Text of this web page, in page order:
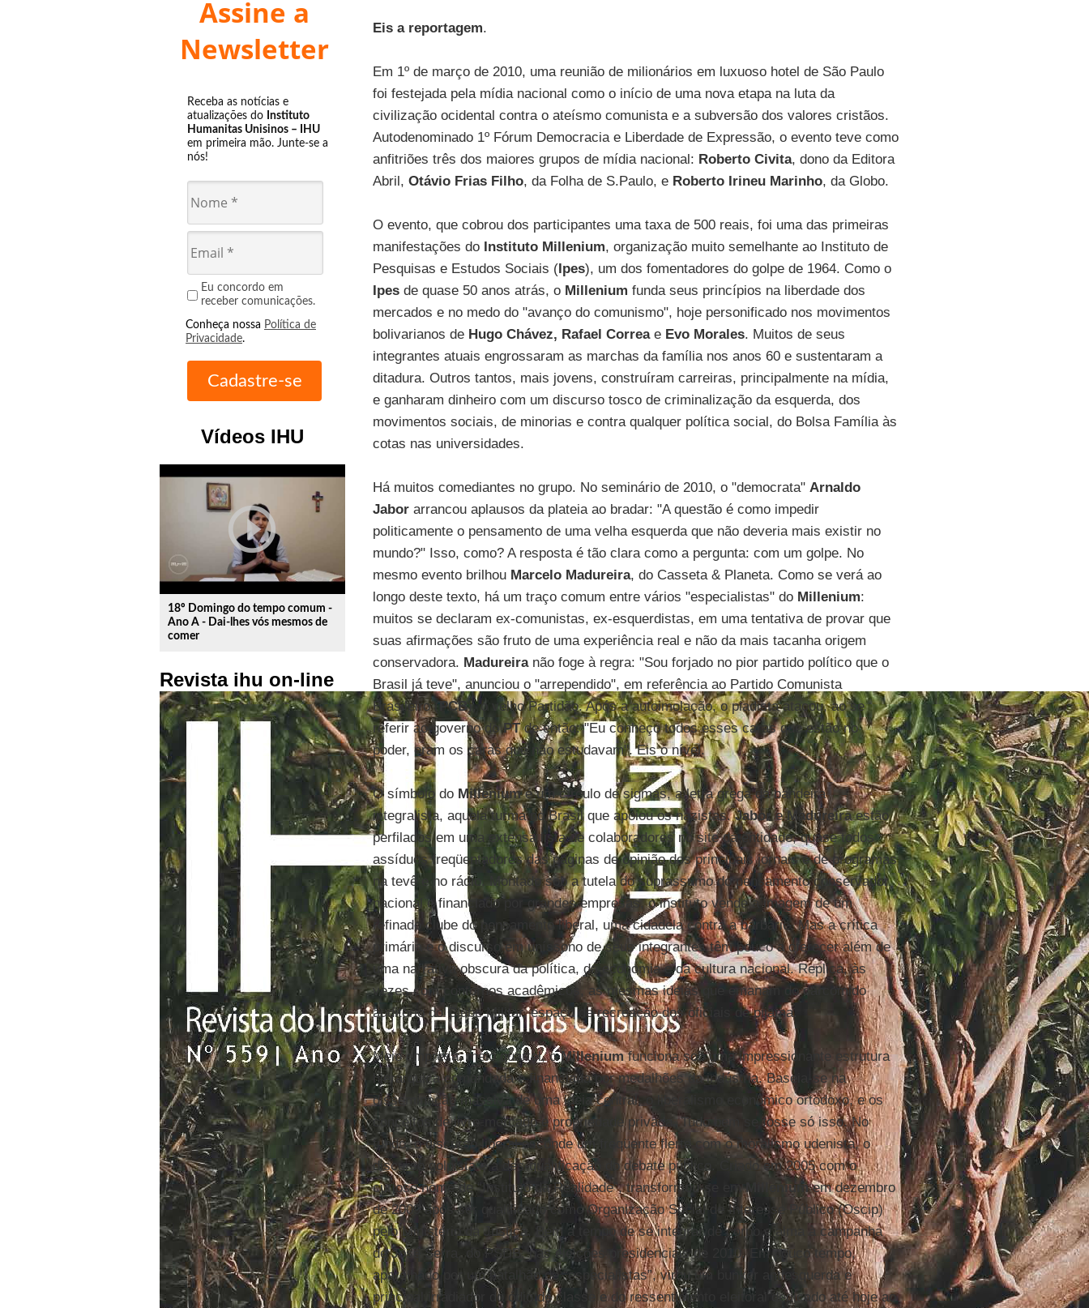
Assine a
Newsletter
Receba as notícias e
atualizações do Instituto
Humanitas Unisinos – IHU
em primeira mão. Junte-se a
nós!
Eu concordo em
receber comunicações.
Conheça nossa Política de
Privacidade.
Vídeos IHU
play_circle_outline
18º Domingo do tempo comum -
Ano A - Dai-lhes vós mesmos de
comer
Revista ihu on-line
Eis a reportagem.
Em 1º de março de 2010, uma reunião de milionários em luxuoso hotel de São Paulo
foi festejada pela mídia nacional como o início de uma nova etapa na luta da
civilização ocidental contra o ateísmo comunista e a subversão dos valores cristãos.
Autodenominado 1º Fórum Democracia e Liberdade de Expressão, o evento teve como
anfitriões três dos maiores grupos de mídia nacional: Roberto Civita, dono da Editora
Abril, Otávio Frias Filho, da Folha de S.Paulo, e Roberto Irineu Marinho, da Globo.
O evento, que cobrou dos participantes uma taxa de 500 reais, foi uma das primeiras
manifestações do Instituto Millenium, organização muito semelhante ao Instituto de
Pesquisas e Estudos Sociais (Ipes), um dos fomentadores do golpe de 1964. Como o
Ipes de quase 50 anos atrás, o Millenium funda seus princípios na liberdade dos
mercados e no medo do "avanço do comunismo", hoje personificado nos movimentos
bolivarianos de Hugo Chávez, Rafael Correae Evo Morales. Muitos de seus
integrantes atuais engrossaram as marchas da família nos anos 60 e sustentaram a
ditadura. Outros tantos, mais jovens, construíram carreiras, principalmente na mídia,
e ganharam dinheiro com um discurso tosco de criminalização da esquerda, dos
movimentos sociais, de minorias e contra qualquer política social, do Bolsa Família às
cotas nas universidades.
Há muitos comediantes no grupo. No seminário de 2010, o "democrata" Arnaldo
Jaborarrancou aplausos da plateia ao bradar: "A questão é como impedir
politicamente o pensamento de uma velha esquerda que não deveria mais existir no
mundo?" Isso, como? A resposta é tão clara como a pergunta: com um golpe. No
mesmo evento brilhou Marcelo Madureira, do Casseta & Planeta. Como se verá ao
longo deste texto, há um traço comum entre vários "especialistas" do Millenium:
muitos se declaram ex-comunistas, ex-esquerdistas, em uma tentativa de provar que
suas afirmações são fruto de uma experiência real e não da mais tacanha origem
conservadora. Madureira não foge à regra: "Sou forjado no pior partido político que o
Brasil já teve", anunciou o "arrependido", em referência ao Partido Comunista
Brasileiro ( PCB), o velho Partidão. Após a autoimolação, o piadista atacou, ao se
referir ao governo doPTde então: "Eu conheço todos esses caras que estão no
poder, eram os caras que não estudavam". Eis o nível.
O símbolo do Milleniumé um círculo de sigmas, a letra grega da bandeira
integralista, aquela turma no Brasil que apoiou os nazistas.JaboreMadureiraestão
perfilados em uma extensa lista de colaboradores no site da entidade, quase todos
assíduos freqüentadores das páginas de opinião dos principais jornais e de programas
na tevê e no rádio. Montado sob a tutela do suprassumo do pensamento conservador
nacional e financiado por grandes empresas, o instituto vende a imagem de um
refinado clube do pensamento liberal, uma cidadela contra a barbárie. Mas a crítica
primária e o discurso em uníssono de seus integrantes têm pouco a oferecer além de
uma narrativa obscura da política, da economia e da cultura nacional. Replica, às
vezes com contornos acadêmicos, as mesmas ideias que emanam do carcomido
auditório do Clube Militar, espaço de recreação dos oficiais de pijama.
Meio empresa, meio quartel, oMilleniumfunciona sob uma impressionante estrutura
hierárquica comandada e financiada por medalhões da indústria. Baseia-se na
disseminação massiva de uma ideia central, o liberalismo econômico ortodoxo, e os
conceitos de livre-mercado e propriedade privada. Tudo bem se fosse só isso. No
fundo, o discurso liberal esconde um freqüente flerte com o moralismo udenista, o
discurso golpista e a des-qualificação do debate público. Criado em 2005 com o
curioso nome de “Instituto da Realidade”, transformou-se emMilleniumem dezembro
de 2009 após ser qualificado como Organização Social de Interesse Público (Oscip)
pelo Ministério da Justiça. Bem a tempo de se integrar de corpo e alma à campanha
de José Serra, do PSDB, nas eleições presidenciais de 2010. Em pouco tempo,
aparelhado por um batalhão de “especialistas”, virou um bunker antiesquerda e
principal irradiador do ódio de classe e do ressentimento eleitoral dedicado até hoje ao